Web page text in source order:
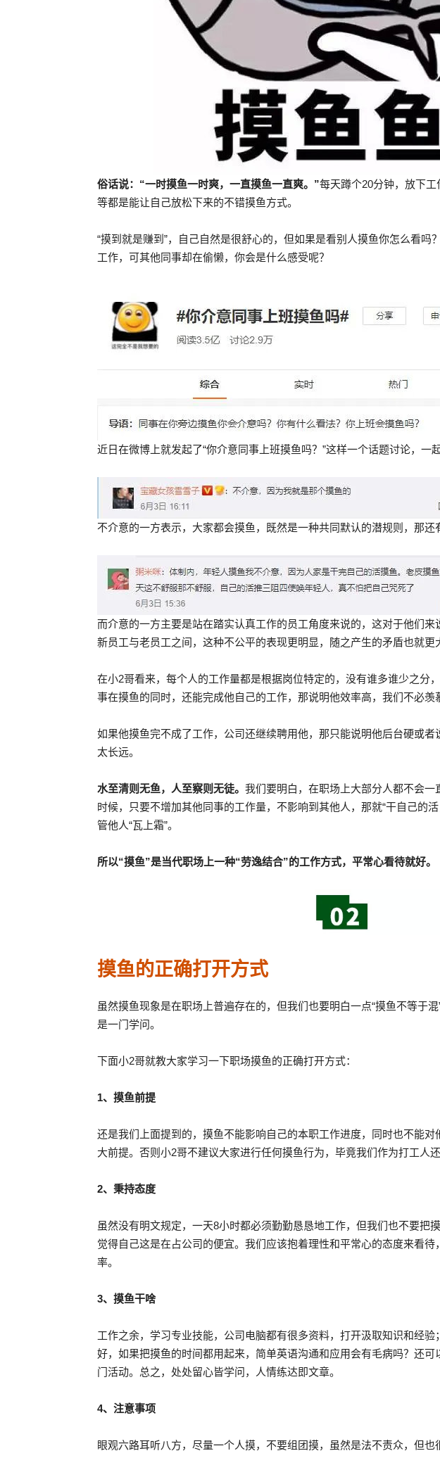
俗话说：“一时摸鱼一时爽，一直摸鱼一直爽。”每天蹲个20分钟，放下
等都是能让自己放松下来的不错摸鱼方式。
“摸到就是赚到”，自己自然是很舒心的，但如果是看别人摸鱼你怎么看吗
工作，可其他同事却在偷懒，你会是什么感受呢？
近日在微博上就发起了“你介意同事上班摸鱼吗？”这样一个话题讨论，一
不介意的一方表示，大家都会摸鱼，既然是一种共同默认的潜规则，那还
而介意的一方主要是站在踏实认真工作的员工角度来说的，这对于他们来
新员工与老员工之间，这种不公平的表现更明显，随之产生的矛盾也就更
在小2哥看来，每个人的工作量都是根据岗位特定的，没有谁多谁少之分
事在摸鱼的同时，还能完成他自己的工作，那说明他效率高，我们不必羡
如果他摸鱼完不成了工作，公司还继续聘用他，那只能说明他后台硬或
太长远。
水至清则无鱼，人至察则无徒。 我们要明白，在职场上大部分人都不会
时候，只要不增加其他同事的工作量，不影响到其他人，那就“干自己的
管他人“瓦上霜”。
所以“摸鱼”是当代职场上一种“劳逸结合”的工作方式，平常心看待就好。
摸鱼的正确打开方式
虽然摸鱼现象是在职场上普遍存在的，但我们也要明白一点“摸鱼不等于
是一门学问。
下面小2哥就教大家学习一下职场摸鱼的正确打开方式：
1、摸鱼前提
还是我们上面提到的，摸鱼不能影响自己的本职工作进度，同时也不能
大前提。否则小2哥不建议大家进行任何摸鱼行为，毕竟我们作为打工人
2、秉持态度
虽然没有明文规定，一天8小时都必须勤勤恳恳地工作，但我们也不要把
觉得自己这是在占公司的便宜。我们应该抱着理性和平常心的态度来看
率。
3、摸鱼干啥
工作之余，学习专业技能，公司电脑都有很多资料，打开汲取知识和经
好，如果把摸鱼的时间都用起来，简单英语沟通和应用会有毛病吗？还可
门活动。总之，处处留心皆学问，人情练达即文章。
4、注意事项
眼观六路耳听八方，尽量一个人摸，不要组团摸，虽然是法不责众，但也